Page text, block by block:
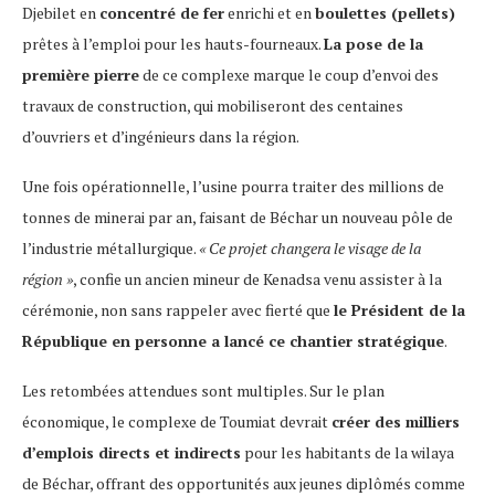
Djebilet en concentré de ferenrichi et enboulettes (pellets)
prêtes à l’emploi pour les hauts-fourneaux.La pose de la
première pierrede ce complexe marque le coup d’envoi des
travaux de construction, qui mobiliseront des centaines
d’ouvriers et d’ingénieurs dans la région.
Une fois opérationnelle, l’usine pourra traiter des millions de
tonnes de minerai par an, faisant de Béchar un nouveau pôle de
l’industrie métallurgique.« Ce projet changera le visage de la
région », confie un ancien mineur de Kenadsa venu assister à la
cérémonie, non sans rappeler avec fierté que le Président de la
République en personne a lancé ce chantier stratégique.
Les retombées attendues sont multiples. Sur le plan
économique, le complexe de Toumiat devrait créer des milliers
d’emplois directs et indirects pour les habitants de la wilaya
de Béchar, offrant des opportunités aux jeunes diplômés comme